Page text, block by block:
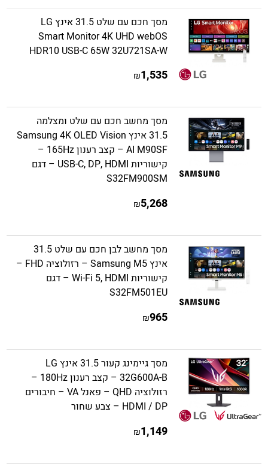
מסך חכם עם שלט 31.5 אינץ LG
Smart Monitor 4K UHD webOS
HDR10 USB-C 65W 32U721SA-W
1,535
₪
מסך מחשב חכם עם שלט ומצלמה
31.5 אינץ Samsung 4K OLED Vision
AI M90SF – קצב רענון 165Hz –
קישוריות USB-C, DP, HDMI – דגם
S32FM900SM
5,268
₪
מסך מחשב לבן חכם עם שלט 31.5
אינץ Samsung M5 – רזולוציה FHD –
קישוריות Wi-Fi 5, HDMI – דגם
S32FM501EU
965
₪
מסך גיימינג קעור 31.5 אינץ LG
32G600A-B – קצב רענון 180Hz –
רזולוציה QHD – פאנל VA – חיבורים
HDMI / DP – צבע שחור
1,149
₪